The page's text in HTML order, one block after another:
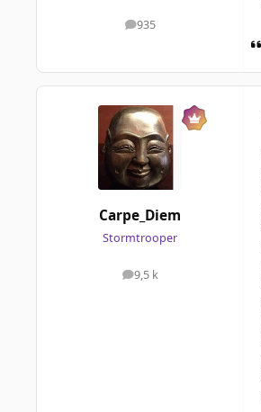
935
messages
Carpe_Diem
Stormtrooper
9,5 k
messages